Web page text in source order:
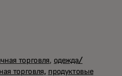
торговля, одежда/
торговля, продуктовые